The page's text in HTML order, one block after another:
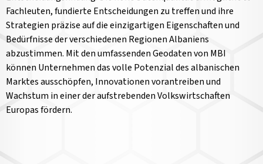
Fachleuten, fundierte Entscheidungen zu treffen und ihre
Strategien präzise auf die einzigartigen Eigenschaften und
Bedürfnisse der verschiedenen Regionen Albaniens
abzustimmen. Mit den umfassenden Geodaten von MBI
können Unternehmen das volle Potenzial des albanischen
Marktes ausschöpfen, Innovationen vorantreiben und
Wachstum in einer der aufstrebenden Volkswirtschaften
Europas fördern.